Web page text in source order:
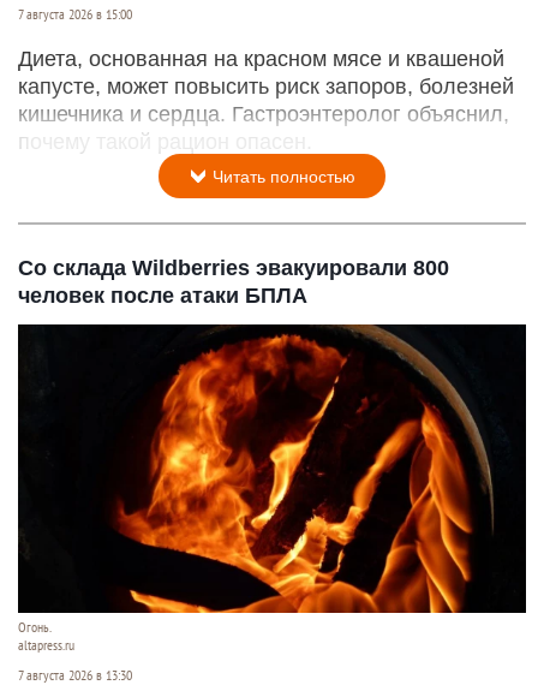
7 августа 2026 в 15:00
Диета, основанная на красном мясе и квашеной
капусте, может повысить риск запоров, болезней
кишечника и сердца. Гастроэнтеролог объяснил,
почему такой рацион опасен.
Читать полностью
Со склада Wildberries эвакуировали 800
человек после атаки БПЛА
Огонь.
altapress.ru
7 августа 2026 в 13:30